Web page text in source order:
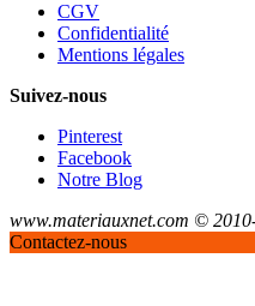
CGV
Confidentialité
Mentions légales
Suivez-nous
Pinterest
Facebook
Notre Blog
www.materiauxnet.com ©
Contactez-nous